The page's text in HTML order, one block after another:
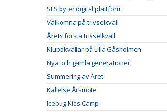
SFS byter digital plattform
Välkomna på trivselkväll
Årets första trivselkväll
Klubbkvällar på Lilla Gåsholmen
Nya och gamla generationer
Summering av Året
Kallelse Årsmöte
Icebug Kids Camp